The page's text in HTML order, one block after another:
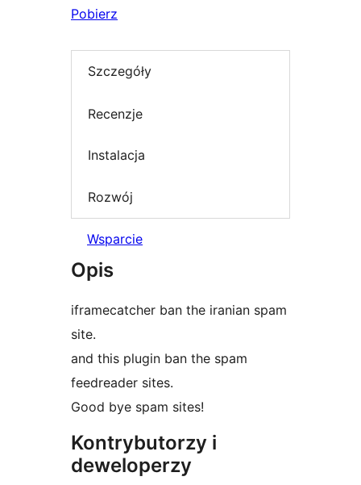
Pobierz
Szczegóły
Recenzje
Instalacja
Rozwój
Wsparcie
Opis
iframecatcher ban the iranian spam
site.
and this plugin ban the spam
feedreader sites.
Good bye spam sites!
Kontrybutorzy i
deweloperzy